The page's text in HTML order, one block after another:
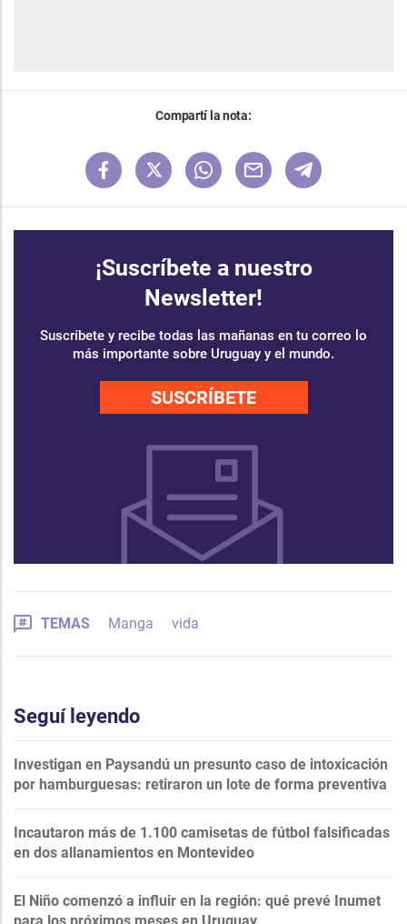
Compartí la nota:
¡Suscríbete a nuestro
Newsletter!
Suscríbete y recibe todas las mañanas en tu correo lo
más importante sobre Uruguay y el mundo.
SUSCRÍBETE
TEMAS Manga vida
Seguí leyendo
Investigan en Paysandú un presunto caso de intoxicación
por hamburguesas: retiraron un lote de forma preventiva
Incautaron más de 1.100 camisetas de fútbol falsificadas
en dos allanamientos en Montevideo
El Niño comenzó a influir en la región: qué prevé Inumet